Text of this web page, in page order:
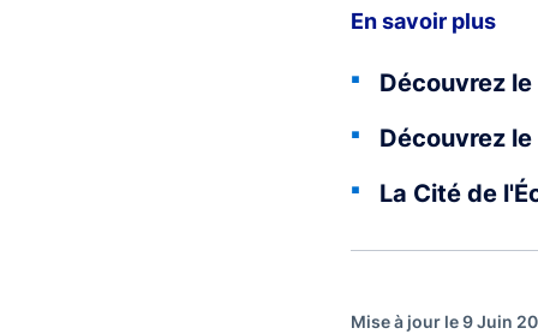
En savoir plus
Découvrez
Découvrez
La Cité de
Mise à jour le 9 Juin